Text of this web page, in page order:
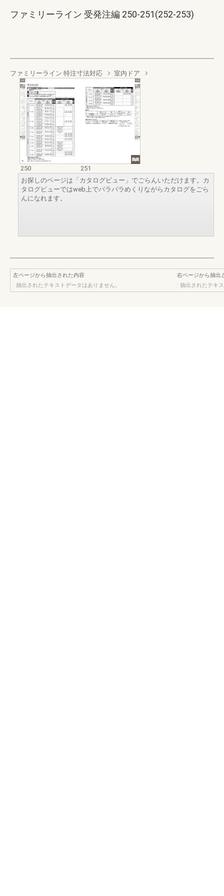
ファミリーライン 受発注編 250-251(252-253)
ファミリーライン 特注寸法対応 室内ドア
250
251
お探しのページは「カタログビュー」でごらんいただけます。カ
タログビューではweb上でパラパラめくりながらカタログをごら
んになれます。
左ページから抽出された内容
抽出されたテキストデータはありません。
右ページから抽出
抽出されたテキ